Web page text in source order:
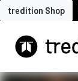
tredition Shop